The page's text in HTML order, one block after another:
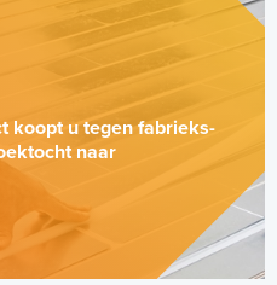
koopt u tegen fabrieks-
naar